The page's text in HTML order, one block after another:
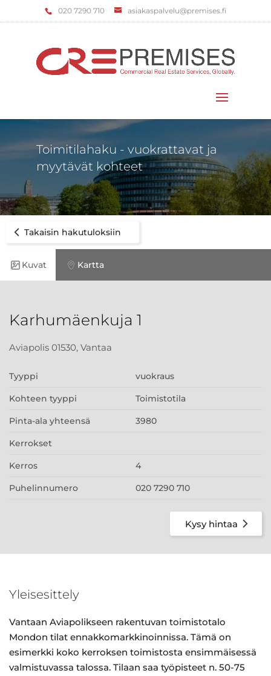
‌020 7290 710 asiakaspalvelu@premises.fi
Toimitilahaku - vuokrattavat ja
myytävät kohteet
Takaisin hakutuloksiin
Kuvat Kartta
Karhumäenkuja 1
Aviapolis 01530, Vantaa
Tyyppi vuokraus
Kohteen tyyppi Toimistotila
Pinta-ala yhteensä 3980
Kerrokset
Kerros 4
Puhelinnumero 020 7290 710
Kysy hintaa
Yleisesittely
Vantaan Aviapolikseen rakentuvan toimistotalo
Mondon tilat ennakkomarkkinoinnissa. Tämä on
esimerkki koko kerroksen toimistosta ensimmäisessä
valmistuvassa talossa. Tilaan saa työpisteet n. 50-75